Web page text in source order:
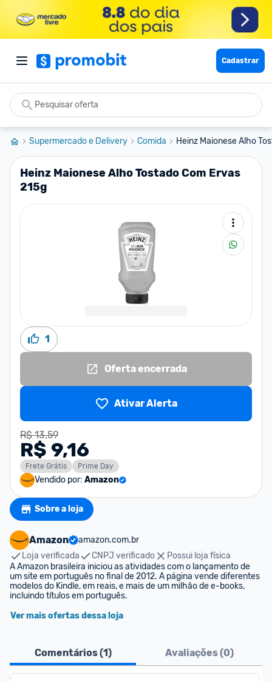
Cadastrar
Supermercado e Delivery Comida Heinz Maionese Alho
Heinz Maionese Alho Tostado Com Ervas
215g
1
Oferta encerrada
Ativar Alerta
R$ 13,59
R$ 9,16
Frete Grátis Prime Day
Vendido por: Amazon
Sobre a loja
Amazon
amazon.com.br
Loja verificada
CNPJ verificado
Possui loja física
A Amazon brasileira iniciou as atividades com o lançamento de
um site em português no final de 2012. A página vende diferentes
modelos do Kindle, em reais, e mais de um milhão de e-books,
incluindo títulos em português.
Ver mais ofertas dessa loja
Comentários (1) Avaliações (0)